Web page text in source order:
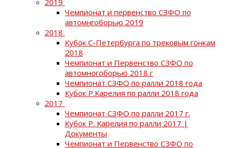
Чемпионат и первенство СЗФО по
автомнгоборью 2019
2018
Кубок С-Петербурга по трековым гонкам
2018
Чемпионат и Первенство СЗФО по
автомногоборью 2018 г
Чемпионат СЗФО по ралли 2018 года
Кубок Р.Карелия по ралли 2018 года
2017
Чемпионат СЗФО по ралли 2017 г.
Кубок Р. Карелия по ралли 2017 |
Документы
Чемпионат и Первенство СЗФО по